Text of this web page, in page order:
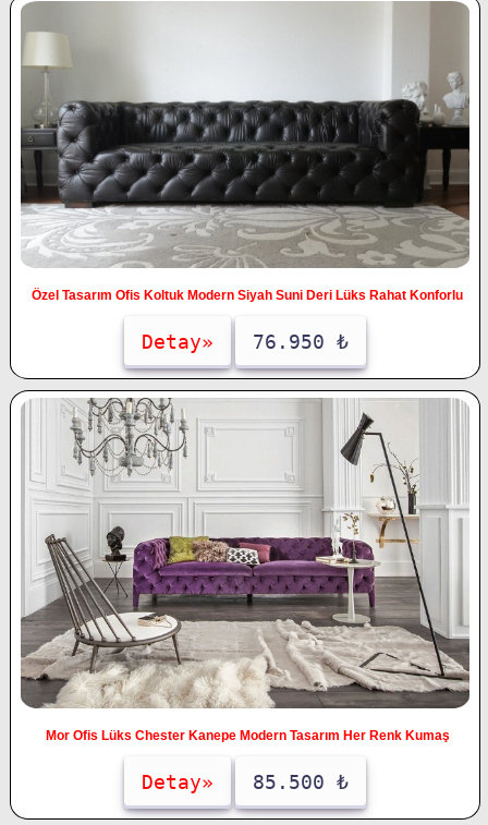
Özel Tasarım Ofis Koltuk Modern Siyah Suni Deri Lüks Rahat Konforlu
Detay» 76.950 ₺
Mor Ofis Lüks Chester Kanepe Modern Tasarım Her Renk Kumaş
Detay» 85.500 ₺